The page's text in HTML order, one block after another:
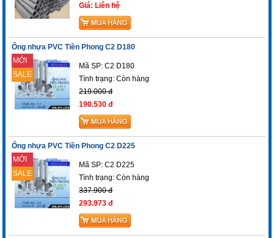
Giá: Liên hệ
Ống nhựa PVC Tiền Phong C2 D180
MỚI
SALE
Mã SP: C2 D180
Tình trạng:Còn hàng
219.000 đ
190.530 đ
Ống nhựa PVC Tiền Phong C2 D225
MỚI
SALE
Mã SP: C2 D225
Tình trạng:Còn hàng
337.900 đ
293.973 đ